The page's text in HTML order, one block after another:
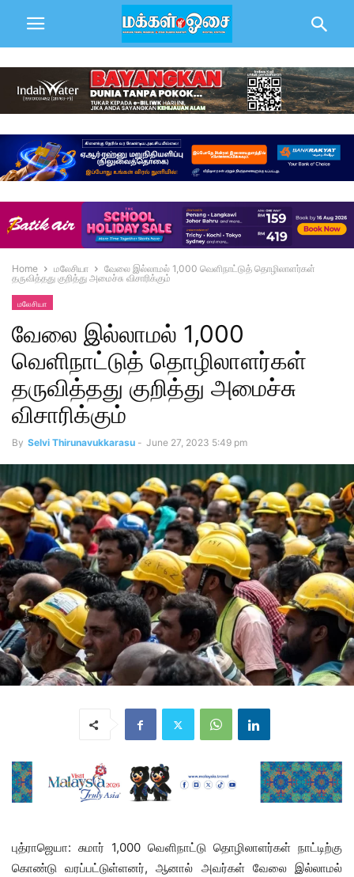
Home மலேசியா
வேலை இல்லாமல் 1,000 வெளிநாட்டுத் தொழிலாளர்கள்
தருவித்தது குறித்து அமைச்சு விசாரிக்கும்
மலேசியா
வேலை இல்லாமல் 1,000
வெளிநாட்டுத் தொழிலாளர்கள்
தருவித்தது குறித்து அமைச்சு
விசாரிக்கும்
By Selvi Thirunavukkarasu - June 27, 2023 5:49 pm
புத்ராஜெயா: சுமார் 1,000 வெளிநாட்டு தொழிலாளர்கள் நாட்டிற்கு
கொண்டு வரப்பட்டுள்ளனர், ஆனால் அவர்கள் வேலை இல்லாமல்